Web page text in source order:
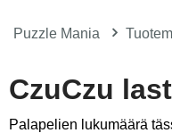
Puzzle Mania
CzuCzu
Palapelien lukumäärä